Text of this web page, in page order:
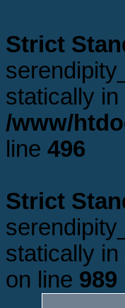
Strict
statically in
/www/
line 496
Strict
statically in
on line 989